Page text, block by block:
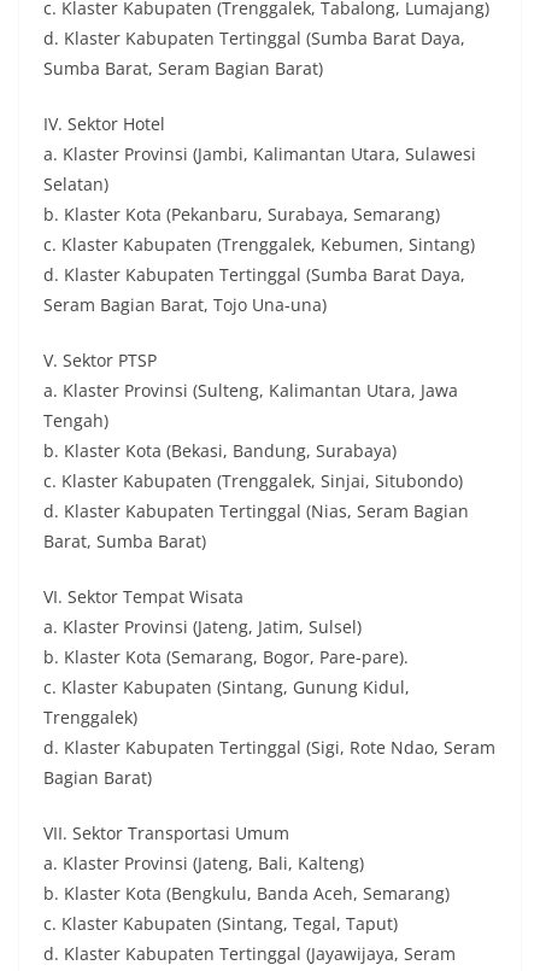
c. Klaster Kabupaten (Trenggalek, Tabalong, Lumajang)
d. Klaster Kabupaten Tertinggal (Sumba Barat Daya,
Sumba Barat, Seram Bagian Barat)
IV. Sektor Hotel
a. Klaster Provinsi (Jambi, Kalimantan Utara, Sulawesi
Selatan)
b. Klaster Kota (Pekanbaru, Surabaya, Semarang)
c. Klaster Kabupaten (Trenggalek, Kebumen, Sintang)
d. Klaster Kabupaten Tertinggal (Sumba Barat Daya,
Seram Bagian Barat, Tojo Una-una)
V. Sektor PTSP
a. Klaster Provinsi (Sulteng, Kalimantan Utara, Jawa
Tengah)
b. Klaster Kota (Bekasi, Bandung, Surabaya)
c. Klaster Kabupaten (Trenggalek, Sinjai, Situbondo)
d. Klaster Kabupaten Tertinggal (Nias, Seram Bagian
Barat, Sumba Barat)
VI. Sektor Tempat Wisata
a. Klaster Provinsi (Jateng, Jatim, Sulsel)
b. Klaster Kota (Semarang, Bogor, Pare-pare).
c. Klaster Kabupaten (Sintang, Gunung Kidul,
Trenggalek)
d. Klaster Kabupaten Tertinggal (Sigi, Rote Ndao, Seram
Bagian Barat)
VII. Sektor Transportasi Umum
a. Klaster Provinsi (Jateng, Bali, Kalteng)
b. Klaster Kota (Bengkulu, Banda Aceh, Semarang)
c. Klaster Kabupaten (Sintang, Tegal, Taput)
d. Klaster Kabupaten Tertinggal (Jayawijaya, Seram